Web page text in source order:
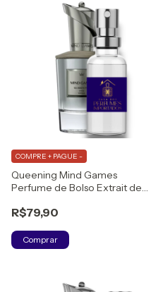
Queening Mind Games
Perfume de Bolso Extrait de
R$79,90
COMPRE + PAGUE -
Comprar